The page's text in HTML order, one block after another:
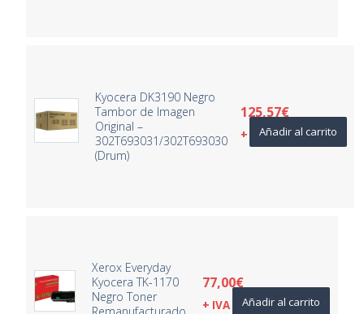
Kyocera DK3190 Negro
Tambor de Imagen
Original –
302T693031/302T693030
(Drum)
125,57€
+ IVAAñadir al carrito
Xerox Everyday
Kyocera TK-1170
Negro Toner
Remanufacturado
77,00€
+ IVA Añadir al carrito